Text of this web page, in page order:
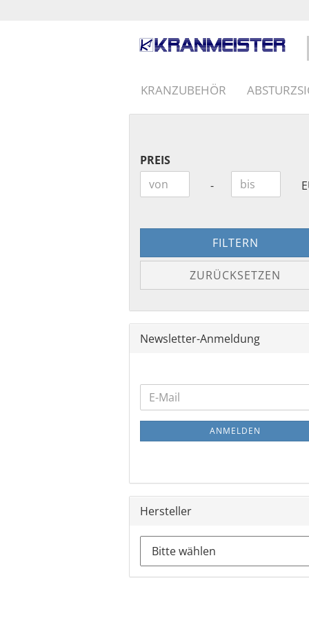
KRANZUBEHÖR
PREIS
PREIS
Preis bis
-
FILTERN
ZURÜCKSETZEN
Newsletter-Anmeldung
WEITER
ZUR
NEWSLETTER-
ANMELDUNG
E-
Mail
ANMELDEN
Hersteller